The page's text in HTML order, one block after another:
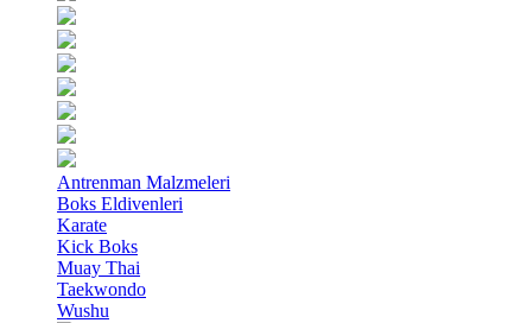
Antrenman Malzmeleri
Boks Eldivenleri
Karate
Kick Boks
Muay Thai
Taekwondo
Wushu